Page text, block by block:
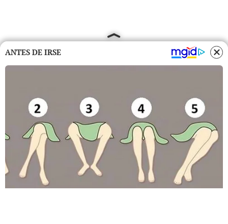
ANTES DE IRSE